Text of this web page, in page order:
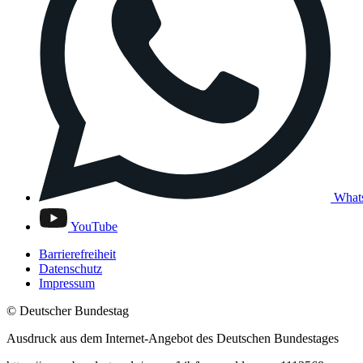
YouTube
Barrierefreiheit
Datenschutz
Impressum
© Deutscher Bundestag
Ausdruck aus dem Internet-Angebot des Deutschen Bundestages